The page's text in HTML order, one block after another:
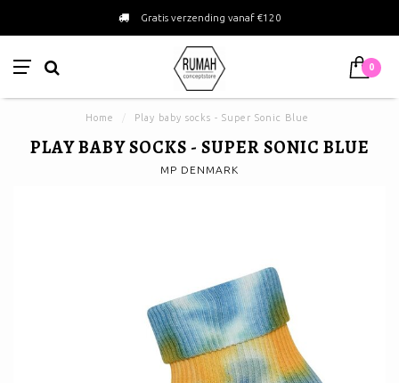
Gratis verzending vanaf €120
0
Home Play baby socks - Super Sonic Blue
PLAY BABY SOCKS - SUPER SONIC BLUE
MP DENMARK